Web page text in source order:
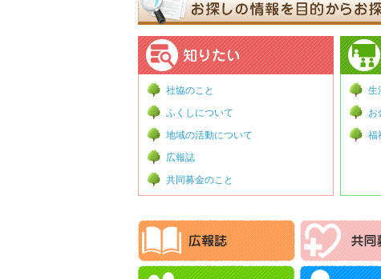
社協のこと
ふくしについて
地域の活動について
広報誌
共同募金のこと
生
お
福